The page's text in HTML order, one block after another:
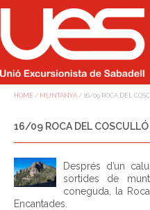
HOME / MUNTANYA / 16/09 ROCA DEL
16/09 ROCA DEL
Després d’un
sortides de
coneguda, la
Encantades.